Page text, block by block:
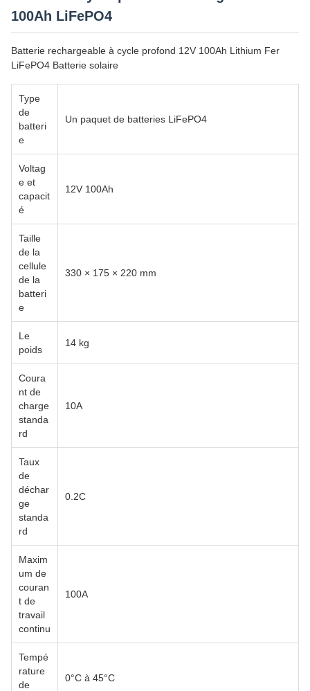
100Ah LiFePO4
Batterie rechargeable à cycle profond 12V 100Ah Lithium Fer
LiFePO4 Batterie solaire
Type
de
batteri
e
Un paquet de batteries LiFePO4
Voltag
e et
capacit
é
12V 100Ah
Taille
de la
cellule
de la
batteri
e
330 × 175 × 220 mm
Le
poids
14 kg
Coura
nt de
charge
standa
rd
10A
Taux
de
déchar
ge
standa
rd
0.2C
Maxim
um de
couran
t de
travail
continu
100A
Tempé
rature
de
0°C à 45°C